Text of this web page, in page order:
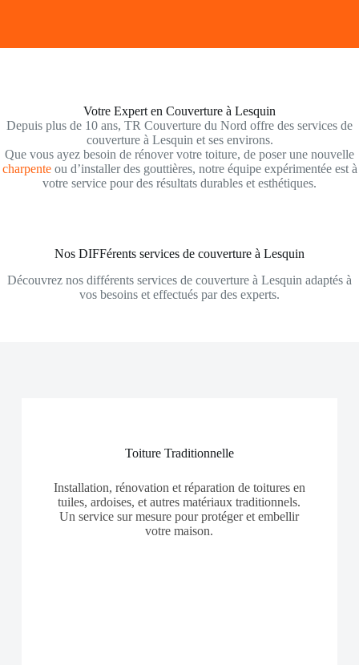
Votre Expert en Couverture à Lesquin
Depuis plus de 10 ans, TR Couverture du Nord offre des services de
couverture à Lesquin et ses environs.
Que vous ayez besoin de rénover votre toiture, de poser une nouvelle
charpenteou d’installer des gouttières, notre équipe expérimentée est à
votre service pour des résultats durables et esthétiques.
Nos DIFFérents services de couverture à Lesquin
Découvrez nos différents services de couverture à Lesquin adaptés à
vos besoins et effectués par des experts.
Toiture Traditionnelle
Installation, rénovation et réparation de toitures en
tuiles, ardoises, et autres matériaux traditionnels.
Un service sur mesure pour protéger et embellir
votre maison.